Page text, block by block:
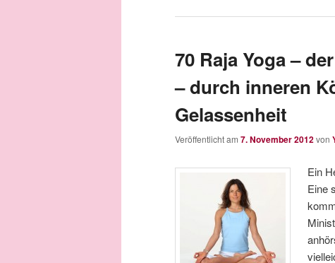
70 Raja Yoga –
– durch inneren
Gelassenheit
Veröffentlicht am 7. November 2012von
Ein
Eine